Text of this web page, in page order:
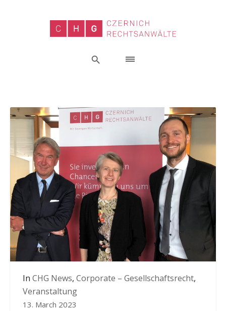
In CHG News, Corporate – Gesellschaftsrecht,
Veranstaltung
13. March 2023